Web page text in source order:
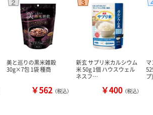
美と巡りの黒米雑穀
30g×7包 1袋 種商
￥562 （税込）
新玄 サプリ米カルシウム
米 50g 1個 ハウスウェル
ネスフ…
￥400 （税込）